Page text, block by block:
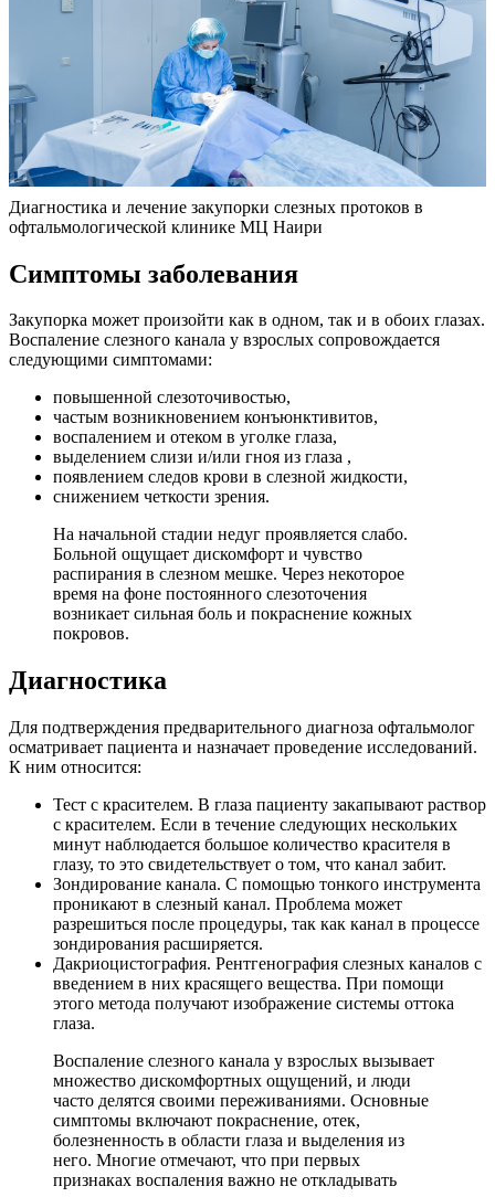
Диагностика и лечение закупорки слезных протоков в
офтальмологической клинике МЦ Наири
Симптомы заболевания
Закупорка может произойти как в одном, так и в обоих глазах.
Воспаление слезного канала у взрослых сопровождается
следующими симптомами:
повышенной слезоточивостью,
частым возникновением конъюнктивитов,
воспалением и отеком в уголке глаза,
выделением слизи и/или гноя из глаза ,
появлением следов крови в слезной жидкости,
снижением четкости зрения.
На начальной стадии недуг проявляется слабо.
Больной ощущает дискомфорт и чувство
распирания в слезном мешке. Через некоторое
время на фоне постоянного слезоточения
возникает сильная боль и покраснение кожных
покровов.
Диагностика
Для подтверждения предварительного диагноза офтальмолог
осматривает пациента и назначает проведение исследований.
К ним относится:
Тест с красителем. В глаза пациенту закапывают раствор
с красителем. Если в течение следующих нескольких
минут наблюдается большое количество красителя в
глазу, то это свидетельствует о том, что канал забит.
Зондирование канала. С помощью тонкого инструмента
проникают в слезный канал. Проблема может
разрешиться после процедуры, так как канал в процессе
зондирования расширяется.
Дакриоцистография. Рентгенография слезных каналов с
введением в них красящего вещества. При помощи
этого метода получают изображение системы оттока
глаза.
Воспаление слезного канала у взрослых вызывает
множество дискомфортных ощущений, и люди
часто делятся своими переживаниями. Основные
симптомы включают покраснение, отек,
болезненность в области глаза и выделения из
него. Многие отмечают, что при первых
признаках воспаления важно не откладывать